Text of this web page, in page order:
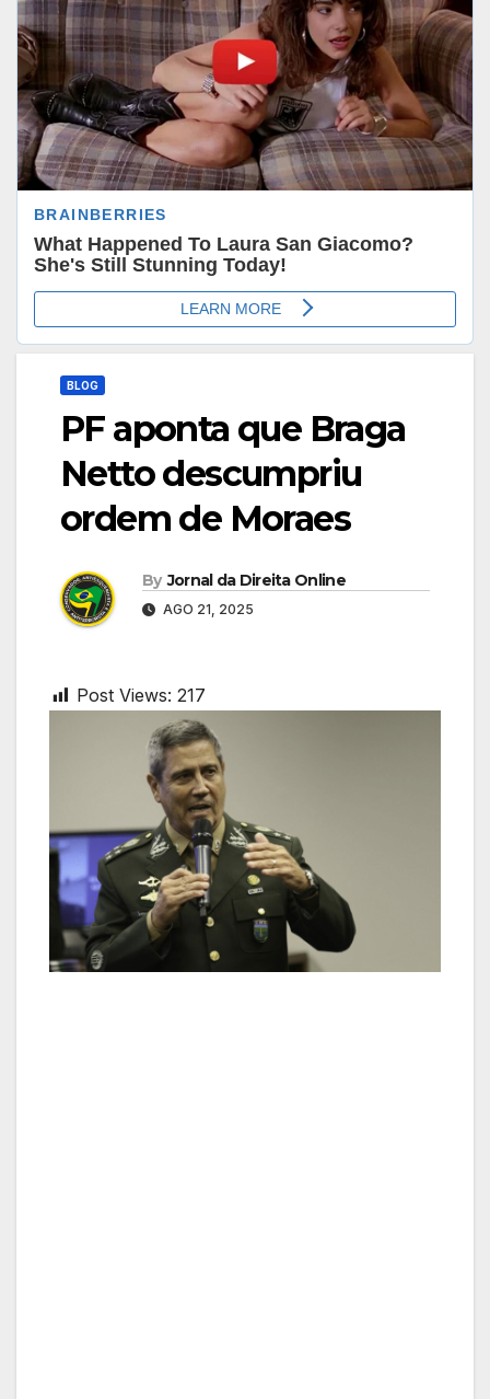
BLOG
PF aponta que Braga
Netto descumpriu
ordem de Moraes
By Jornal da Direita Online
AGO 21, 2025
Post Views: 217